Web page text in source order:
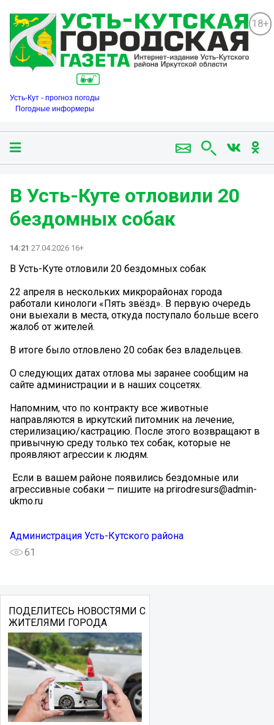
18+
Усть-Кут - прогноз погоды
Погодные информеры
В Усть-Куте отловили 20
бездомных собак
14:21 27.04.2026 16+
В Усть-Куте отловили 20 бездомных собак
22 апреля в нескольких микрорайонах города
работали кинологи «Пять звёзд». В первую очередь
они выехали в места, откуда поступало больше всего
жалоб от жителей.
В итоге было отловлено 20 собак без владельцев.
О следующих датах отлова мы заранее сообщим на
сайте администрации и в наших соцсетях.
Напомним, что по контракту все животные
направляются в иркутский питомник на лечение,
стерилизацию/кастрацию. После этого возвращают в
привычную среду только тех собак, которые не
проявляют агрессии к людям.
️ Если в вашем районе появились бездомные или
агрессивные собаки — пишите на prirodresurs@admin-
ukmo.ru
Администрация Усть-Кутского района
61
ПОДЕЛИТЕСЬ НОВОСТЯМИ С
ЖИТЕЛЯМИ ГОРОДА